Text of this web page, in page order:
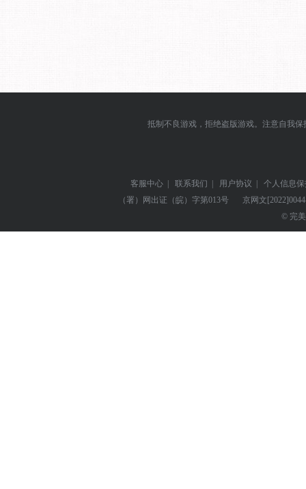
抵制不良游戏，拒绝盗版游戏。注意自我
客服中心 | 联系我们 | 用户协议 |
个人信息
（署）网出证（皖）字第013号
京网文
© 完美